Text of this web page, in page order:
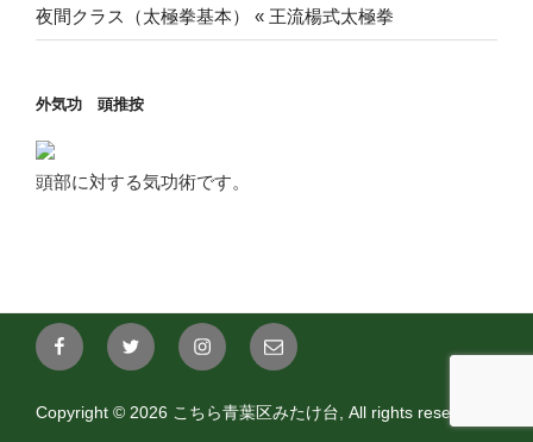
夜間クラス（太極拳基本） « 王流楊式太極拳
外気功 頭推按
頭部に対する気功術です。
FaceBooktwitter instagramaoba@mitakedai.com
Copyright © 2026 こちら青葉区みたけ台, All rights reserved.